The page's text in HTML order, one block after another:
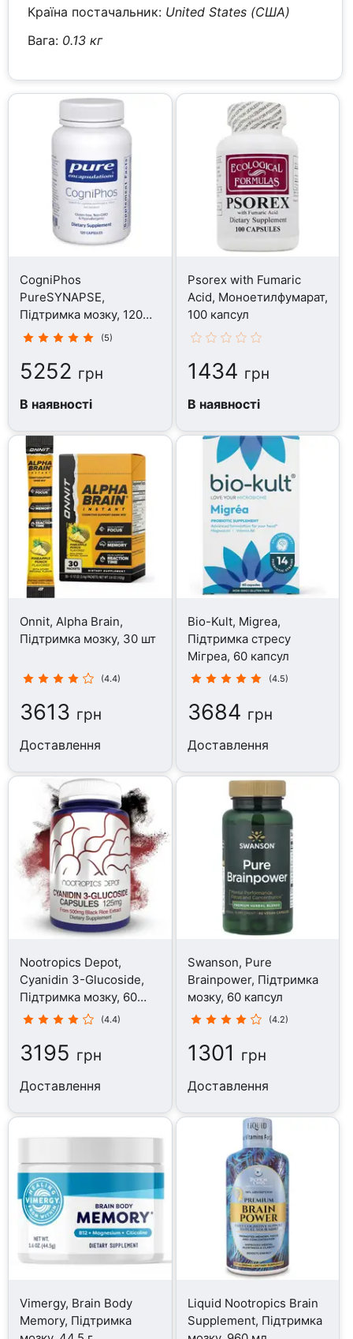
Країна постачальник: United States (США)
Вага: 0.13 кг
CogniPhos
PureSYNAPSE,
Підтримка мозку, 120
капсул
(5)
5252 грн
В наявності
Psorex with Fumaric
Acid, Моноетилфумарат,
100 капсул
1434 грн
В наявності
Onnit, Alpha Brain,
Підтримка мозку, 30 шт
(4.4)
3613 грн
Доставлення
Bio-Kult, Migrea,
Підтримка стресу
Мігреа, 60 капсул
(4.5)
3684 грн
Доставлення
Nootropics Depot,
Cyanidin 3-Glucoside,
Підтримка мозку, 60
капсул
(4.4)
3195 грн
Доставлення
Swanson, Pure
Brainpower, Підтримка
мозку, 60 капсул
(4.2)
1301 грн
Доставлення
Vimergy, Brain Body
Memory, Підтримка
Liquid Nootropics Brain
Supplement, Підтримка